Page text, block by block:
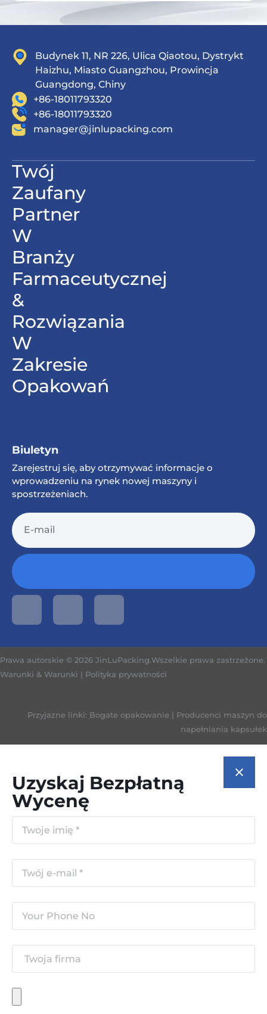
Budynek 11, NR 226, Ulica Qiaotou, Dystrykt
Haizhu, Miasto Guangzhou, Prowincja
Guangdong, Chiny
+86-18011793320
+86-18011793320
manager@jinlupacking.com
Twój
Zaufany
Partner
W
Branży
Farmaceutycznej
&
Rozwiązania
W
Zakresie
Opakowań
Biuletyn
Zarejestruj się, aby otrzymywać informacje o
wprowadzeniu na rynek nowej maszyny i
spostrzeżeniach.
Prawa autorskie © 2026 JinLuPacking.Wszelkie prawa zastrzeżone.
Warunki & Warunki | Polityka prywatności
Przyjazne linki: Bogate opakowanie | Producenci maszyn do
napełniania kapsułek
Uzyskaj Bezpłatną
Wycenę